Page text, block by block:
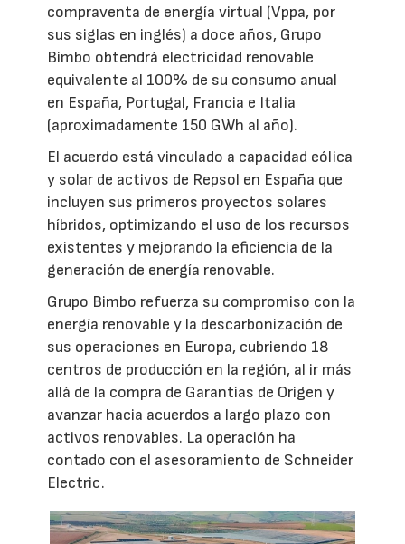
compraventa de energía virtual (Vppa, por
sus siglas en inglés) a doce años, Grupo
Bimbo obtendrá electricidad renovable
equivalente al 100% de su consumo anual
en España, Portugal, Francia e Italia
(aproximadamente 150 GWh al año).
El acuerdo está vinculado a capacidad eólica
y solar de activos de Repsol en España que
incluyen sus primeros proyectos solares
híbridos, optimizando el uso de los recursos
existentes y mejorando la eficiencia de la
generación de energía renovable.
Grupo Bimbo refuerza su compromiso con la
energía renovable y la descarbonización de
sus operaciones en Europa, cubriendo 18
centros de producción en la región, al ir más
allá de la compra de Garantías de Origen y
avanzar hacia acuerdos a largo plazo con
activos renovables. La operación ha
contado con el asesoramiento de Schneider
Electric.